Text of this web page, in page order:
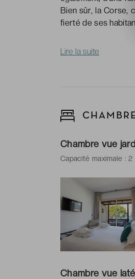
Bien sûr, la Corse,
fierté de ses
Lire la suite
Chambre vue
Capacité maximale :
Chambre vue